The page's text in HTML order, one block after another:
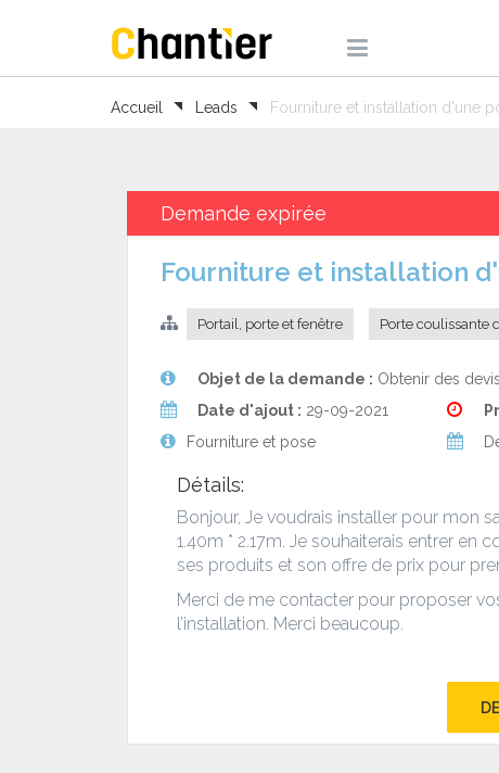
Accueil Leads Fourniture et installation d'une
Demande expirée
Fourniture et installation
Portail, porte et fenêtre Porte coulissante
Objet de la demande : Obtenir des
Date d'ajout : 29-09-2021
Fourniture et pose
Détails:
Bonjour, Je voudrais installer pour mon
1.40m * 2.17m. Je souhaiterais entrer
ses produits et son offre de prix pour
Merci de me contacter pour proposer
l’installation. Merci beaucoup.